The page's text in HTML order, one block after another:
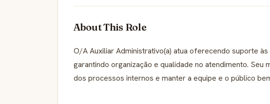
About This Role
O/A Auxiliar Administrativo(a) atua oferecendo suporte
garantindo organização e qualidade no atendimento. Seu
dos processos internos e manter a equipe e o público